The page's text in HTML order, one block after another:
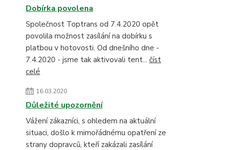
Dobírka povolena
Společnost Toptrans od 7.4.2020 opět
povolila možnost zasílání na dobírku s
platbou v hotovosti. Od dnešního dne -
7.4.2020 - jsme tak aktivovali tent... číst
celé
16.03.2020
Důležité upozornění
Vážení zákazníci, s ohledem na aktuální
situaci, došlo k mimořádnému opatření ze
strany dopravců, kteří zakázali zasílání